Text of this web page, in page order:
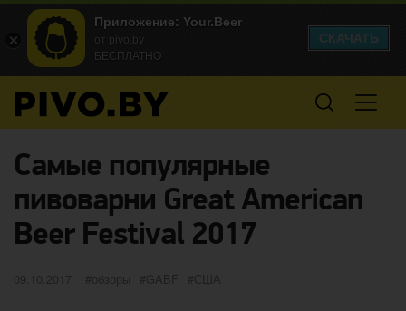
Самые популярные
пивоварни Great American
Beer Festival 2017
Опубликовано
09.10.2017 категории
обзоры Метки
GABF США
Приложение: Your.Beer
от pivo.by
БЕСПЛАТНО
СКАЧАТЬ